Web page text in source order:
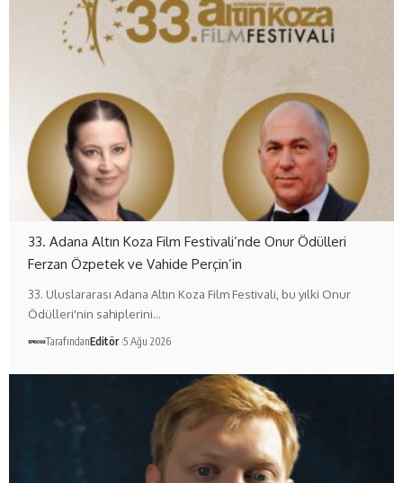
33. Adana Altın Koza Film Festivali’nde Onur Ödülleri
Ferzan Özpetek ve Vahide Perçin’in
33. Uluslararası Adana Altın Koza Film Festivali, bu yılki Onur
Ödülleri'nin sahiplerini…
TarafındanEditör 5 Ağu 2026